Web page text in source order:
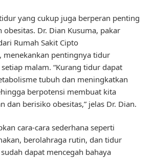
yang cukup juga berperan penting
obesitas. Dr. Dian Kusuma, pakar
Rumah Sakit Cipto
menekankan pentingnya tidur
malam. “Kurang tidur dapat
tubuh dan meningkatkan
berpotensi membuat kita
dan berisiko obesitas,” jelas Dr. Dian.
cara-cara sederhana seperti
berolahraga rutin, dan tidur
dapat mencegah bahaya